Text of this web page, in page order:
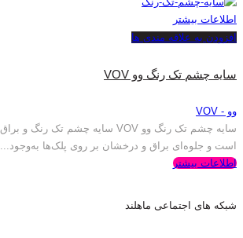
اطلاعات بیشتر
افزودن به علاقه مندی ها
سایه چشم تک رنگ وو VOV
وو - VOV
است و جلوه‌ای براق و درخشان بر روی پلک‌ها به‌وجود...
اطلاعات بیشتر
شبکه های اجتماعی ماهلند